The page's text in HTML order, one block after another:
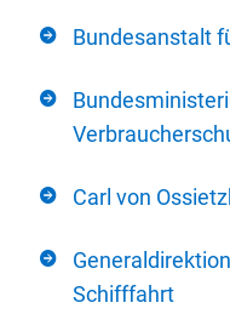
Bundesanstalt
Carl von
Schifffahrt